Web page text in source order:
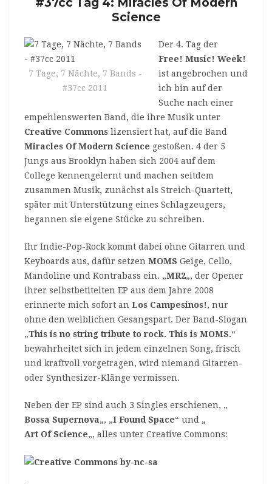
Science
7 Tage, 7 Nächte, 7 Bands -
#37cc 2011
Der 4. Tag der
Free! Music! Week!
ist angebrochen und
ich bin auf der
Suche nach einer
empehlenswerten Band, die ihre Musik unter
Creative Commons lizensiert hat, auf die Band
Miracles Of Modern Science gestoßen. 4 der 5
Jungs aus Brooklyn haben sich 2004 auf dem
College kennengelernt und machen seitdem
zusammen Musik, zunächst als Streich-Quartett,
später mit Unterstützung eines Schlagzeugers,
begannen sie eigene Stücke zu schreiben.
Ihr Indie-Pop-Rock kommt dabei ohne Gitarren und
Keyboards aus, dafür setzen MOMS Geige, Cello,
Mandoline und Kontrabass ein. „MR2„, der Opener
ihrer selbstbetitelten EP aus dem Jahre 2008
erinnerte mich sofort an Los Campesinos!, nur
ohne den weiblichen Gesangspart. Der Band-Slogan
„This is no string tribute to rock. This is MOMS.“
bewahrheitet sich in jedem einzelnen Song, frisch
und kraftvoll vorgetragen, wird niemand Gitarren-
oder Synthesizer-Klänge vermissen.
Neben der EP sind auch 3 Singles erschienen, „
Bossa Supernova„, „I Found Space“ und „
Art Of Science„, alles unter Creative Commons: